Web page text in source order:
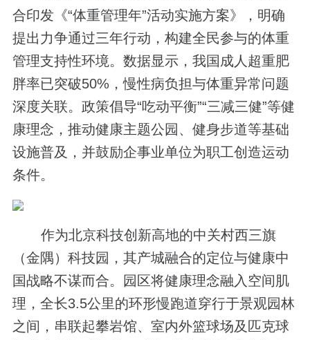
合印发《“体重管理年”活动实施方案》，明确
提出力争通过三年行动，构建全民参与的体重
管理支持性环境。数据显示，我国成人超重肥
胖率已突破50%，慢性病负担与体重异常问题
深度关联。政策倡导“吃动平衡”“三减三健”等健
康理念，推动健康主题公园、健身步道等基础
设施普及，并鼓励企事业单位为职工创造运动
条件。
作为北京科技创新高地的中关村西三旗
（金隅）科技园，其产城融合的定位与健康中
国战略不谋而合。园区将健康理念融入空间肌
理，全长3.5公里的环形慢跑道穿行于景观园林
之间，串联起攀岩馆、室内外篮球场及匹克球